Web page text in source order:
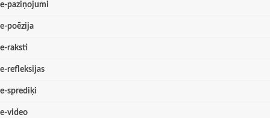
e-paziņojumi
e-poēzija
e-raksti
e-refleksijas
e-sprediķi
e-video